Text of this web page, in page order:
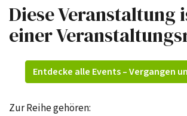
Diese Veranstaltung
einer
Entdecke alle Events – Vergangen
Zur Reihe gehören: